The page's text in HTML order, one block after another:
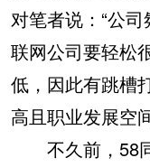
对笔者说：“公
联网公司要轻松
低，因此有跳槽
高且职业发展空
不久前，58同